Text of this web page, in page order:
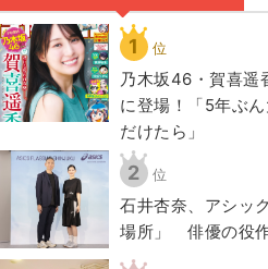
1 位
乃木坂46・賀喜遥
に登場！「5年ぶ
だけたら」
2 位
石井杏奈、アシッ
場所」 俳優の役